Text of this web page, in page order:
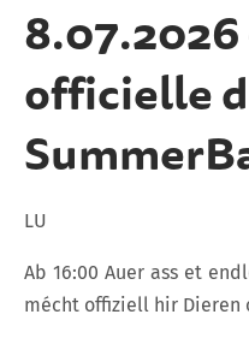
officielle
LU
Ab 16:00 Auer ass et
mécht offiziell hir Dieren